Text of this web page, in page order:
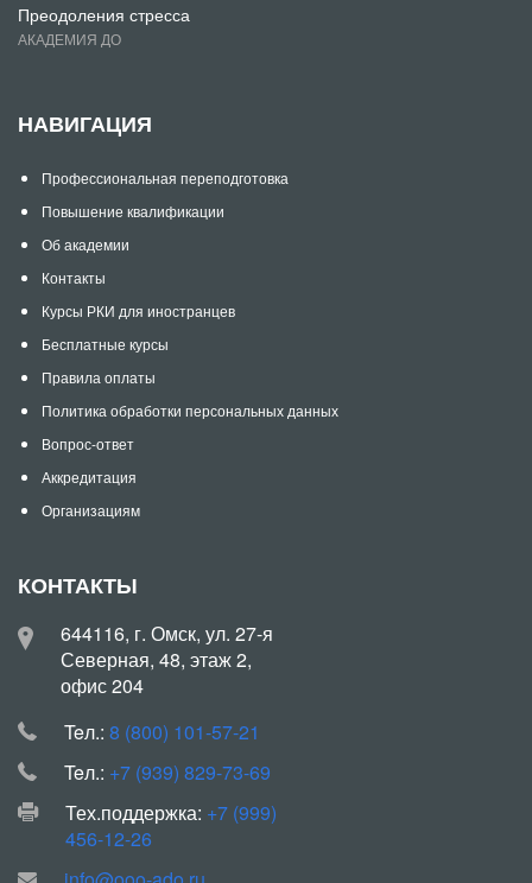
Преодоления стресса
АКАДЕМИЯ ДО
НАВИГАЦИЯ
Профессиональная переподготовка
Повышение квалификации
Об академии
Контакты
Курсы РКИ для иностранцев
Бесплатные курсы
Правила оплаты
Политика обработки персональных данных
Вопрос-ответ
Аккредитация
Организациям
КОНТАКТЫ
644116, г. Омск, ул. 27-я
Северная, 48, этаж 2,
офис 204
Teл.: 8 (800) 101-57-21
Teл.: +7 (939) 829-73-69
Тех.поддержка: +7 (999)
456-12-26